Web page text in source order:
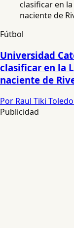
Fútbol
Universidad
clasificar en la
naciente de
Por Raul Tiki Toledo
Publicidad